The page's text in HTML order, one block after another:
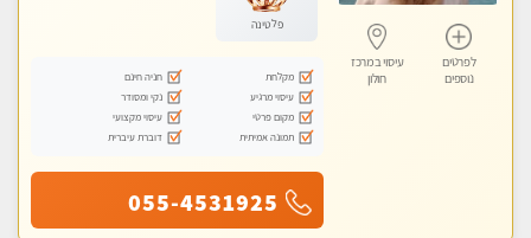
לפרטים
נוספים
עיסוי במרכז
חולון
פלטינה
מקלחת
חניה חינם
עיסוי מרגיע
נקי ומסודר
מקום פרטי
עיסוי מקצועי
תמונה אמיתית
דוברת עיברית
055-4531925